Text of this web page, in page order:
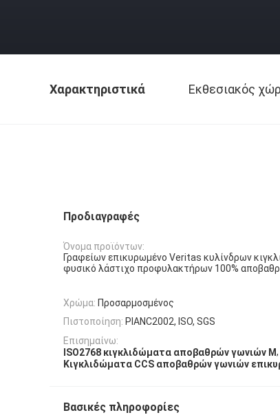
Χαρακτηριστικά Εκθεσιακός
Προδιαγραφές
Όνομα προϊόντων:
Γραφείων επικυρωμένο Veritas κυλίνδρων
φυσικό λάστιχο προφυλακτήρων 100% αποβαθρ
Χρώμα: Προσαρμοσμένος
Πιστοποίηση: PIANC2002, ISO, SGS
Επισημαίνω:
ISO2768 κιγκλιδώματα αποβαθρών γωνιών Μ,
Κιγκλιδώματα CCS αποβαθρών γωνιών
Βασικές πληροφορίες